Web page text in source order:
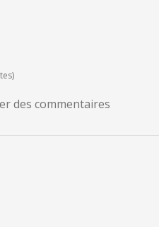
des commentaires